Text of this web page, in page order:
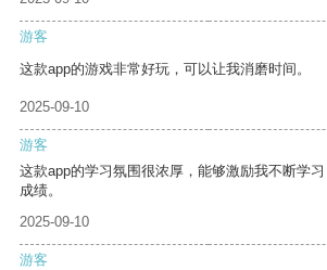
游客
这款app的游戏非常好玩，可以让我消磨时间。
2025-09-10
游客
这款app的学习氛围很浓厚，能够激励我不断学
成绩。
2025-09-10
游客